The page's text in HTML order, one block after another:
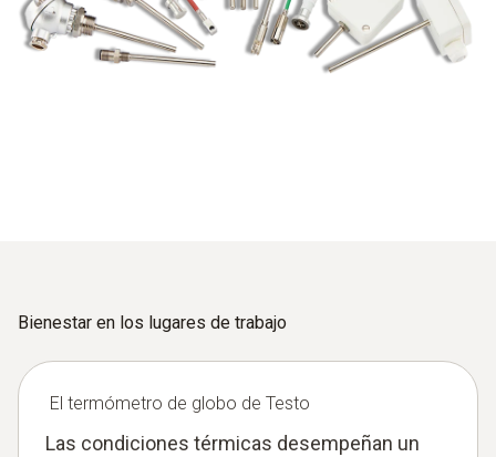
Bienestar en los lugares de trabajo
El termómetro de globo de Testo
Las condiciones térmicas desempeñan un